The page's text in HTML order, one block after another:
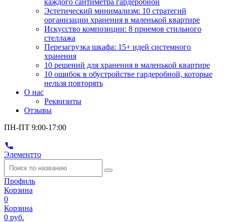
каждого сантиметра гардеробной
Эстетический минимализм: 10 стратегий
организации хранения в маленькой квартире
Искусство композиции: 8 приемов стильного
стеллажа
Перезагрузка шкафа: 15+ идей системного
хранения
10 решений для хранения в маленькой квартире
10 ошибок в обустройстве гардеробной, которые
нельзя повторять
О нас
Реквизиты
Отзывы
ПН-ПТ 9:00-17:00
Элементто
Профиль
Корзина
0
Корзина
0 руб.